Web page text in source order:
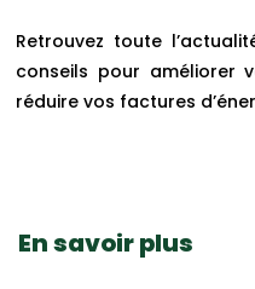
Retrouvez toute
conseils pour améliorer
réduire vos factures
En savoir plus